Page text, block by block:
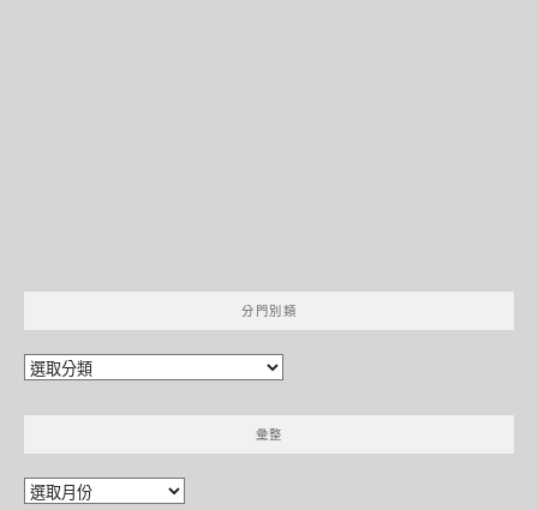
分門別類
分
別
彙整
彙